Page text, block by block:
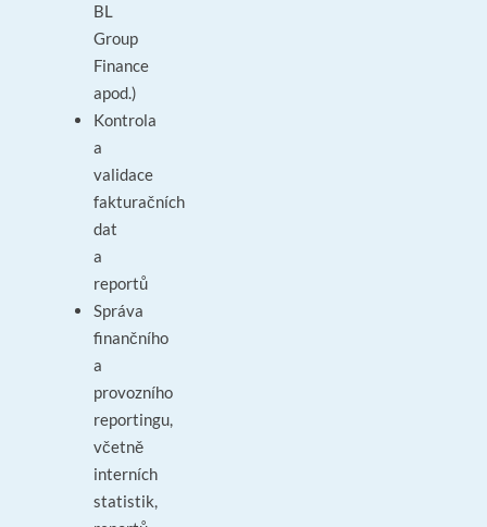
BL
Group
Finance
apod.)
Kontrola
a
validace
fakturačních
dat
a
reportů
Správa
finančního
a
provozního
reportingu,
včetně
interních
statistik,